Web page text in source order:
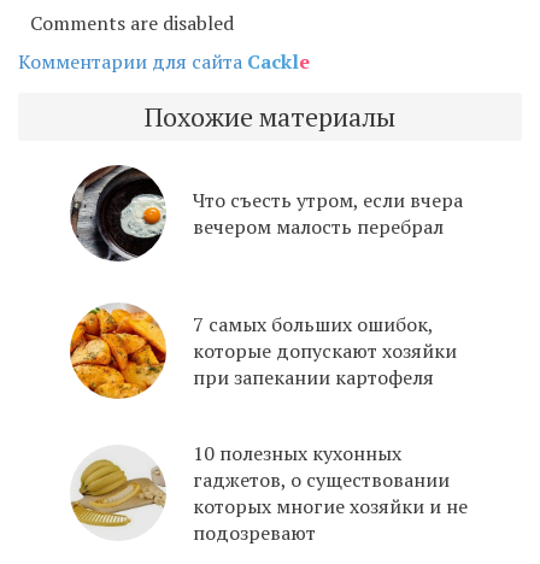
Comments are disabled
Комментарии для сайта Cackle
Похожие материалы
Что съесть утром, если вчера
вечером малость перебрал
7 самых больших ошибок,
которые допускают хозяйки
при запекании картофеля
10 полезных кухонных
гаджетов, о существовании
которых многие хозяйки и не
подозревают